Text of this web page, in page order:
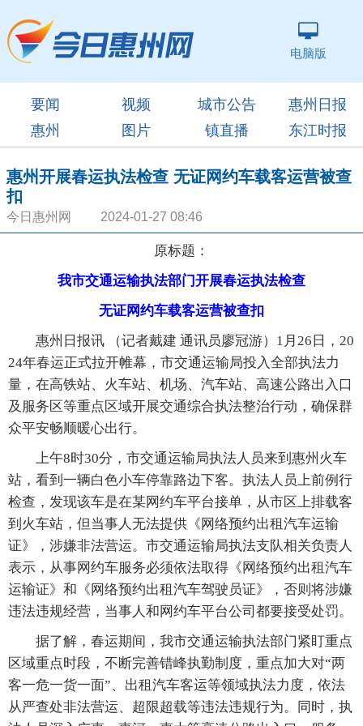
电脑版
要闻 视频 城市公告
惠州日报
惠州
图片 镇直播 东江时报
惠州开展春运执法检查 无证网约车载客运营被查
扣
今日惠州网 2024-01-27 08:46
原标题：
我市交通运输执法部门开展春运执法检查
无证网约车载客运营被查扣
惠州日报讯 （记者戴建 通讯员廖冠游）1月26日，20
24年春运正式拉开帷幕，市交通运输局投入全部执法力
量，在高铁站、火车站、机场、汽车站、高速公路出入口
及服务区等重点区域开展交通综合执法整治行动，确保群
众平安畅顺暖心出行。
上午8时30分，市交通运输局执法人员来到惠州火车
站，看到一辆白色小车停靠路边下客。执法人员上前例行
检查，发现该车是在某网约车平台接单，从市区上排载客
到火车站，但当事人无法提供《网络预约出租汽车运输
证》，涉嫌非法营运。市交通运输局执法支队相关负责人
表示，从事网约车服务必须依法取得《网络预约出租汽车
运输证》和《网络预约出租汽车驾驶员证》，否则将涉嫌
违法违规经营，当事人和网约车平台公司都要接受处罚。
据了解，春运期间，我市交通运输执法部门紧盯重点
区域重点时段，不断完善错峰执勤制度，重点加大对“两
客一危一货一面”、出租汽车客运等领域执法力度，依法
从严查处非法营运、超限超载等违法违规行为。同时，执